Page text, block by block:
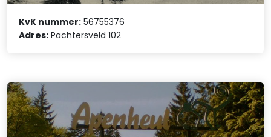
KvK nummer: 56755376
Adres: Pachtersveld 102